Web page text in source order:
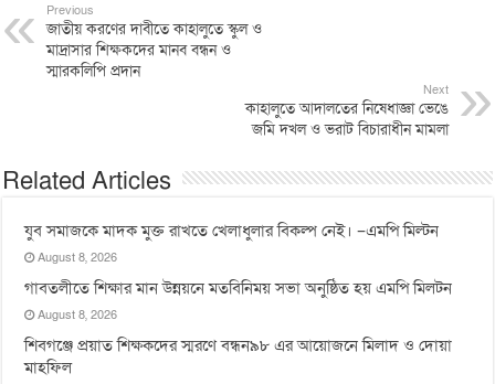
Previous
জাতীয় করণের দাবীতে কাহালুতে স্কুল ও
মাদ্রাসার শিক্ষকদের মানব বন্ধন ও
স্মারকলিপি প্রদান
Next
কাহালুতে আদালতের নিষেধাজ্ঞা ভেঙে
জমি দখল ও ভরাট বিচারাধীন মামলা
Related Articles
যুব সমাজকে মাদক মুক্ত রাখতে খেলাধুলার বিকল্প নেই। –এমপি মিল্টন
August 8, 2026
‎গাবতলীতে শিক্ষার মান উন্নয়নে ‎মতবিনিময় সভা অনুষ্ঠিত হয় ‎এমপি মিলটন
August 8, 2026
শিবগঞ্জে প্রয়াত শিক্ষকদের স্মরণে বন্ধন৯৮ এর আয়োজনে মিলাদ ও দোয়া
মাহফিল